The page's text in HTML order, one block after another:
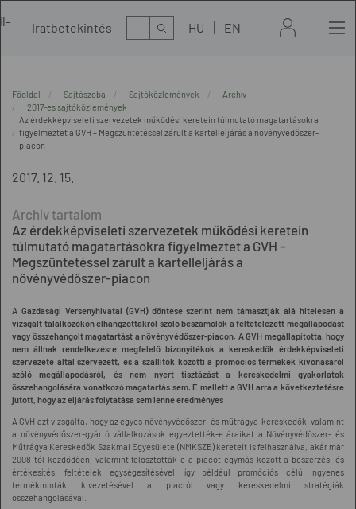
Iratbetekintés Kereső HU EN
Főoldal Sajtószoba Sajtóközlemények
Archív
2017-es sajtóközlemények
Az érdekképviseleti szervezetek működési keretein túlmutató magatartásokra
figyelmeztet a GVH – Megszüntetéssel zárult a kartelleljárás a növényvédőszer-
piacon
2017. 12. 15.
Az érdekképviseleti szervezetek működési keretein
túlmutató magatartásokra figyelmeztet a GVH –
Megszüntetéssel zárult a kartelleljárás a
növényvédőszer-piacon
A Gazdasági Versenyhivatal (GVH) döntése szerint nem támasztják alá hitelesen a
vizsgált találkozókon elhangzottakról szóló beszámolók a feltételezett megállapodást
vagy összehangolt magatartást a növényvédőszer-piacon. A GVH megállapította, hogy
nem állnak rendelkezésre megfelelő bizonyítékok a kereskedők érdekképviseleti
szervezete által szervezett, és a szállítók közötti a promóciós termékek kivonásáról
szóló megállapodásról, és nem nyert tisztázást a kereskedelmi gyakorlatok
összehangolására vonatkozó magatartás sem. E mellett a GVH arra a következtetésre
jutott, hogy az eljárás folytatása sem lenne eredményes.
A GVH azt vizsgálta, hogy az egyes növényvédőszer- és műtrágya-kereskedők, valamint
a növényvédőszer-gyártó vállalkozások egyeztették-e áraikat a Növényvédőszer- és
Műtrágya Kereskedők Szakmai Egyesülete (NMKSZE) kereteit is felhasználva, akár már
2008-tól kezdődően, valamint felosztották-e a piacot egymás között a beszerzési és
értékesítési feltételek egységesítésével, így például promóciós célú ingyenes
termékminták kivezetésével a piacról vagy kereskedelmi stratégiák
összehangolásával.